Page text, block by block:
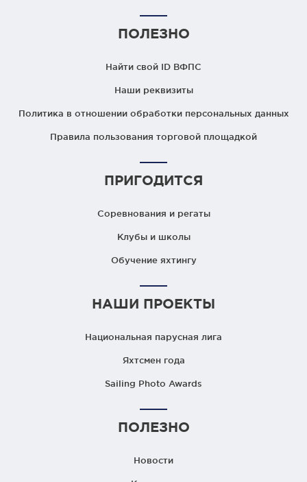
ПОЛЕЗНО
Найти свой ID ВФПС
Наши реквизиты
Политика в отношении обработки персональных данных
Правила пользования торговой площадкой
ПРИГОДИТСЯ
Соревнования и регаты
Клубы и школы
Обучение яхтингу
НАШИ ПРОЕКТЫ
Национальная парусная лига
Яхтсмен года
Sailing Photo Awards
ПОЛЕЗНО
Новости